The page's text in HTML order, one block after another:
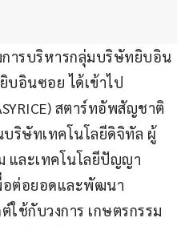
การบริหารกลุ่มบริษัทยิบอิน
บอินซอย ได้เข้าไป
สตาร์ทอัพสัญชาติ
บริษัทเทคโนโลยีดิจิทัล ผู้
และเทคโนโลยีปัญญา
อต่อยอดและพัฒนา
ใช้กับวงการ เกษตรกรรม